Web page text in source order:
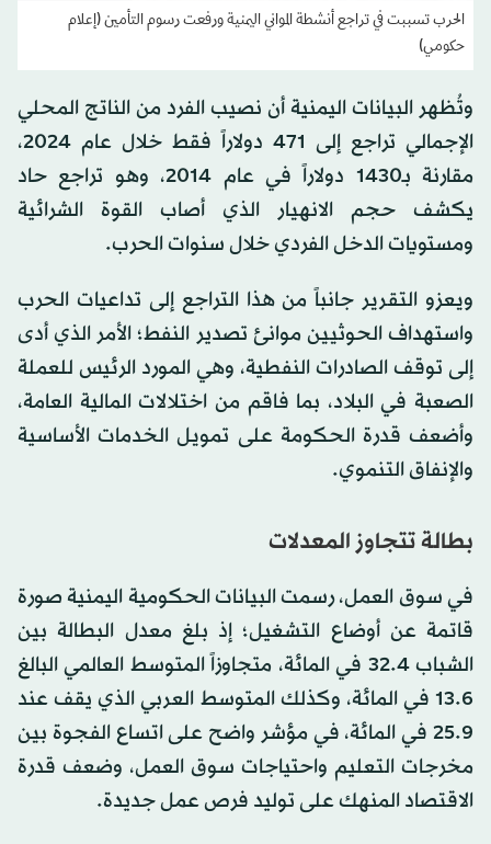
الحرب تسببت في تراجع أنشطة المواني اليمنية ورفعت رسوم التأمين (إعلام
حكومي)
وتُظهر البيانات اليمنية أن نصيب الفرد من الناتج المحلي
الإجمالي تراجع إلى 471 دولاراً فقط خلال عام 2024،
مقارنة بـ1430 دولاراً في عام 2014، وهو تراجع حاد
يكشف حجم الانهيار الذي أصاب القوة الشرائية
ومستويات الدخل الفردي خلال سنوات الحرب.
ويعزو التقرير جانباً من هذا التراجع إلى تداعيات الحرب
واستهداف الحوثيين موانئ تصدير النفط؛ الأمر الذي أدى
إلى توقف الصادرات النفطية، وهي المورد الرئيس للعملة
الصعبة في البلاد، بما فاقم من اختلالات المالية العامة،
وأضعف قدرة الحكومة على تمويل الخدمات الأساسية
والإنفاق التنموي.
بطالة تتجاوز المعدلات
في سوق العمل، رسمت البيانات الحكومية اليمنية صورة
قاتمة عن أوضاع التشغيل؛ إذ بلغ معدل البطالة بين
الشباب 32.4 في المائة، متجاوزاً المتوسط العالمي البالغ
13.6 في المائة، وكذلك المتوسط العربي الذي يقف عند
25.9 في المائة، في مؤشر واضح على اتساع الفجوة بين
مخرجات التعليم واحتياجات سوق العمل، وضعف قدرة
الاقتصاد المنهك على توليد فرص عمل جديدة.